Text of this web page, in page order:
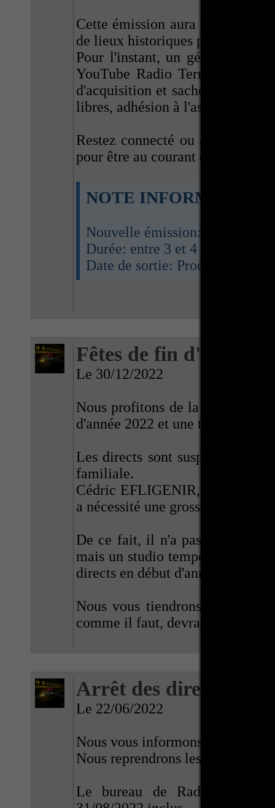
Cette émission aura pour
de lieux historiques peu connus
Pour l'instant, un générique a
YouTube Radio Terra Zen TV.
d'acquisition et sachez que
libres, adhésion à l'association
Restez connecté ou abonnez-
pour être au courant de la sortie
NOTE INFORMATIVE
Nouvelle émission: Adventure
Durée: entre 3 et 4 minutes
Date de sortie: Prochainement
Fêtes de fin d'année
Le 30/12/2022
Nous profitons de la fin de
d'année 2022 et une très bonne
Les directs sont suspendus
familiale.
Cédric EFLIGENIR, a eu son
a nécessité une grosse
De ce fait, il n'a pas été
mais un studio temporaire est
directs en début d'année 2023.
Nous vous tiendrons au
comme il faut, devrait reprendre
Arrêt des directs
Le 22/06/2022
Nous vous informons que les
Nous reprendrons les directs au
Le bureau de Radio Terra